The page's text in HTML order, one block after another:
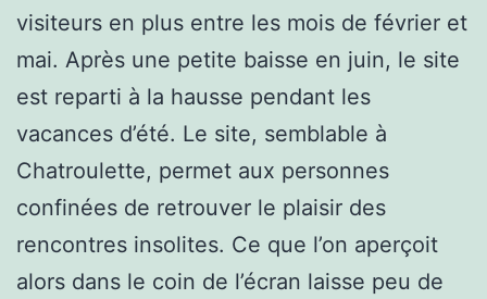
visiteurs en plus entre les mois de février et
mai. Après une petite baisse en juin, le site
est reparti à la hausse pendant les
vacances d’été. Le site, semblable à
Chatroulette, permet aux personnes
confinées de retrouver le plaisir des
rencontres insolites. Ce que l’on aperçoit
alors dans le coin de l’écran laisse peu de